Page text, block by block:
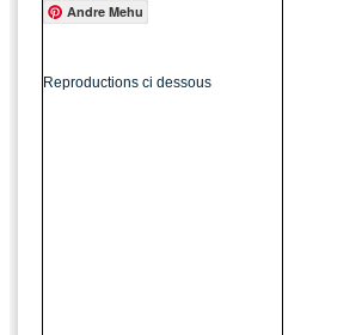
Andre Mehu
Reproductions ci dessous